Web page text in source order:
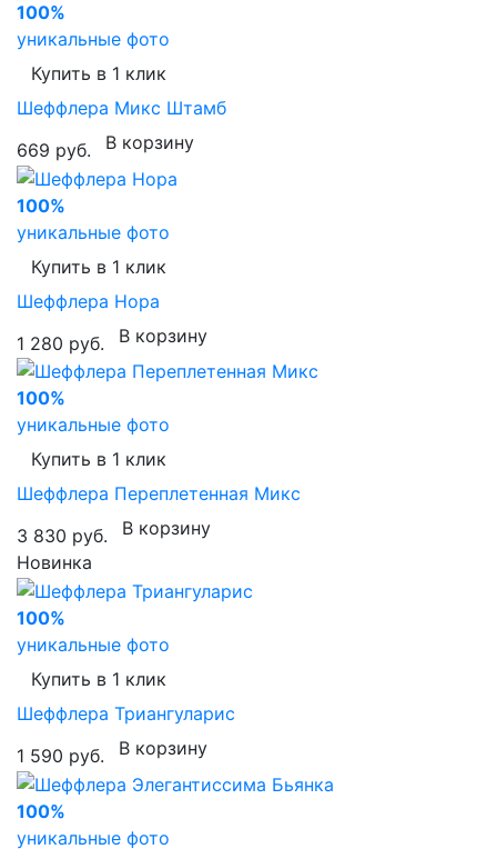
100%
уникальные фото
Купить в 1 клик
Шеффлера Микс Штамб
669 руб.
В корзину
100%
уникальные фото
Купить в 1 клик
Шеффлера Нора
1 280 руб.
В корзину
100%
уникальные фото
Купить в 1 клик
Шеффлера Переплетенная Микс
3 830 руб.
В корзину
Новинка
100%
уникальные фото
Купить в 1 клик
Шеффлера Триангуларис
1 590 руб.
В корзину
100%
уникальные фото